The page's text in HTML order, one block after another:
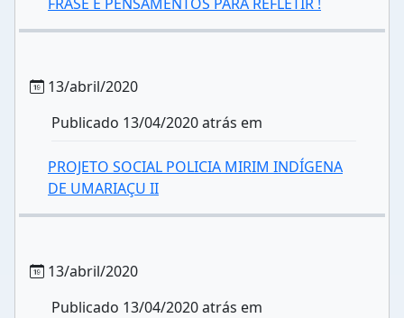
13/abril/2020
Publicado 13/04/2020 atrás em
PROJETO SOCIAL POLICIA MIRIM INDÍGENA
DE UMARIAÇU II
13/abril/2020
Publicado 13/04/2020 atrás em